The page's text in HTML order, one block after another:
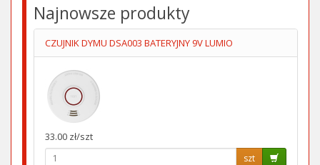
Najnowsze produkty
CZUJNIK DYMU DSA003 BATERYJNY 9V LUMIO
33.00 zł/szt
szt